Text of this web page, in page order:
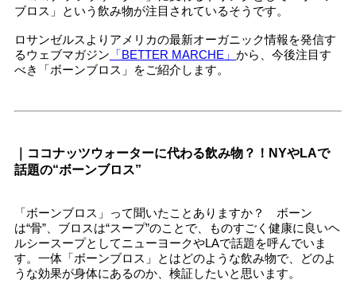
ブロス」という飲み物が注目されているそうです。
ロサンゼルスよりアメリカの最新オーガニック情報を発信す
るウェブマガジン 「BETTER MARCHE」 から、今後注目す
べき「ボーンブロス」をご紹介します。
｜ココナッツウォーターに代わる飲み物？！NYやLAで
話題の“ボーンブロス”
「ボーンブロス」って聞いたことありますか？ ボーン
は“骨”、ブロスは“スープ”のことで、ものすごく健康に良いヘ
ルシースープとしてニューヨークやLAで話題を呼んでいま
す。一体「ボーンブロス」とはどのような飲み物で、どのよ
うな効果が身体にあるのか、検証したいと思います。